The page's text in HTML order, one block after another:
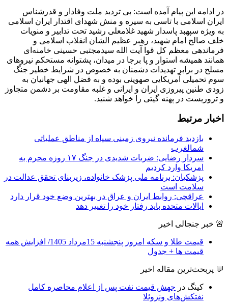
ایران اسلامی با تاسی به سیره و منش شهدای اقتدار ایران اسلامی
به ویژه سپهبد پاسدار شهید غلامعلی رشید تحت تدابیر و منویات
خلف صالح امام شهید، ‌رهبر عظیم الشان انقلاب اسلامی و
فرماندهی معظم کل قوا آیت الله سیدمجتبی حسینی خامنه‌ای
همانند همیشه استوار و پا برجا در میدان، پشتوانه مستحکم نیروهای
مسلح در برابر تهدیدات دشمنان به خصوص در شرایط خطیر جنگ
سوم تحمیلی آمریکایی صهوینی بوده و به فضل الهی جهانیان به
زودی طنین پیروزی ایران و ایرانی و غلبه مقاومت بر دشمن متجاوز
و تروریست در پهنه گیتی را خواهد شنید.
شمالغرب
امریکا وارد کردیم
پزشکیان: برنامه ملی پزشک خانواده، زیربنای تحقق عدالت در
سلامت است
عراقچی: روابط ایران و عراق در بهترین وضع خود قرار دارد
ایالات متحده باید رفتار خود را تغییر دهد
قیمت ها + جدول
نفتکش‌های ونزوئلا